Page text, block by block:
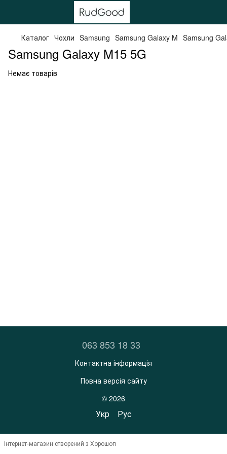
Каталог Чохли Samsung Samsung Galaxy M Samsung
Samsung Galaxy M15 5G
Немає товарів
063 853 18 33
Контактна інформація
Повна версія сайту
© 2026
Укр Рус
Інтернет-магазин створений з Хорошоп